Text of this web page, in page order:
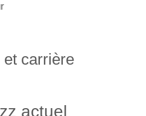
et carrière
actuel